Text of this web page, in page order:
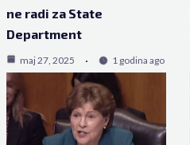
ne radi za State
Department
maj 27, 2025 1 godina ago